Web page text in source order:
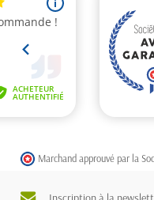
Marchand approuvé par la